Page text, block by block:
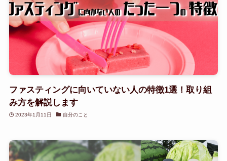
ファスティングに向いていない人の特徴1選！取り組
み方を解説します
2023年1月11日 自分のこと